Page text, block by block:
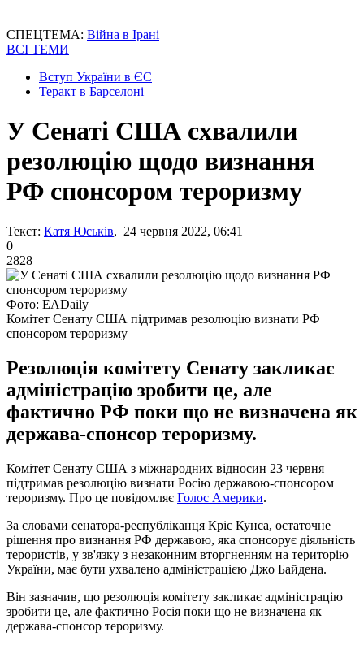
СПЕЦТЕМА: Війна в Ірані
ВСІ ТЕМИ
Вступ України в ЄС
Теракт в Барселоні
У Сенаті США схвалили
резолюцію щодо визнання
РФ спонсором тероризму
Текст: Катя Юськів, 24 червня 2022, 06:41
0
2828
Фото: EADaily
Комітет Сенату США підтримав резолюцію визнати РФ
спонсором тероризму
Резолюція комітету Сенату закликає
адміністрацію зробити це, але
фактично РФ поки що не визначена як
держава-спонсор тероризму.
Комітет Сенату США з міжнародних відносин 23 червня
підтримав резолюцію визнати Росію державою-спонсором
тероризму. Про це повідомляє Голос Америки.
За словами сенатора-республіканця Кріс Кунса, остаточне
рішення про визнання РФ державою, яка спонсорує діяльність
терористів, у зв'язку з незаконним вторгненням на територію
України, має бути ухвалено адміністрацією Джо Байдена.
Він зазначив, що резолюція комітету закликає адміністрацію
зробити це, але фактично Росія поки що не визначена як
держава-спонсор тероризму.